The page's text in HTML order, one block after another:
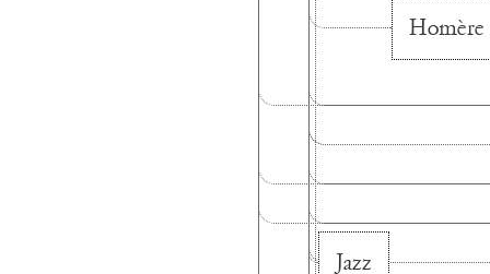
Jazz
Homère